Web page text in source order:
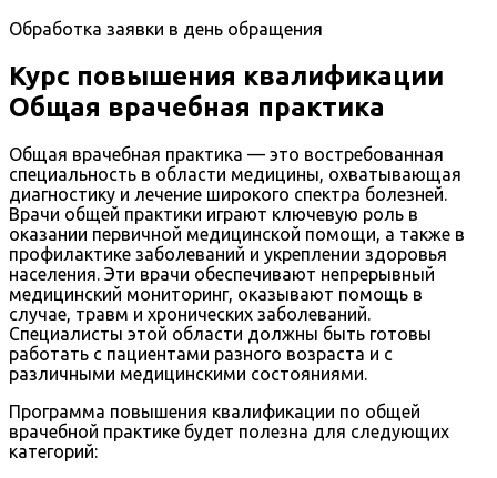
Обработка заявки в день обращения
Курс повышения квалификации
Общая врачебная практика
Общая врачебная практика — это востребованная
специальность в области медицины, охватывающая
диагностику и лечение широкого спектра болезней.
Врачи общей практики играют ключевую роль в
оказании первичной медицинской помощи, а также в
профилактике заболеваний и укреплении здоровья
населения. Эти врачи обеспечивают непрерывный
медицинский мониторинг, оказывают помощь в
случае, травм и хронических заболеваний.
Специалисты этой области должны быть готовы
работать с пациентами разного возраста и с
различными медицинскими состояниями.
Программа повышения квалификации по общей
врачебной практике будет полезна для следующих
категорий: